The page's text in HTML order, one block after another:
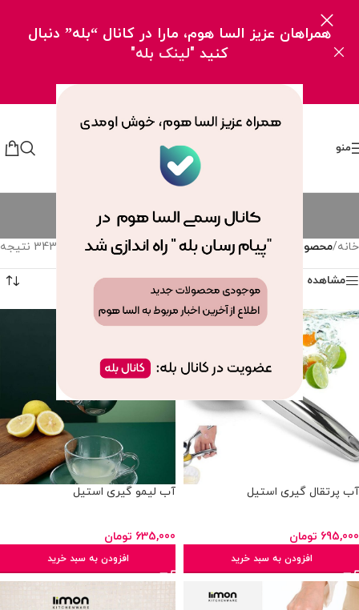
همراهان عزیز السا هوم، مارا در کانال “بله” دنبال
کنید "لینک بله"
منو
محصولات
خانه/محصولات نمایش 1–12 از 343 نتیجه
مشاهده فیلترها
آب پرتقال گیری استیل
695,000 تومان
افزودن به سبد خرید
آب لیمو گیری استیل
635,000 تومان
افزودن به سبد خرید